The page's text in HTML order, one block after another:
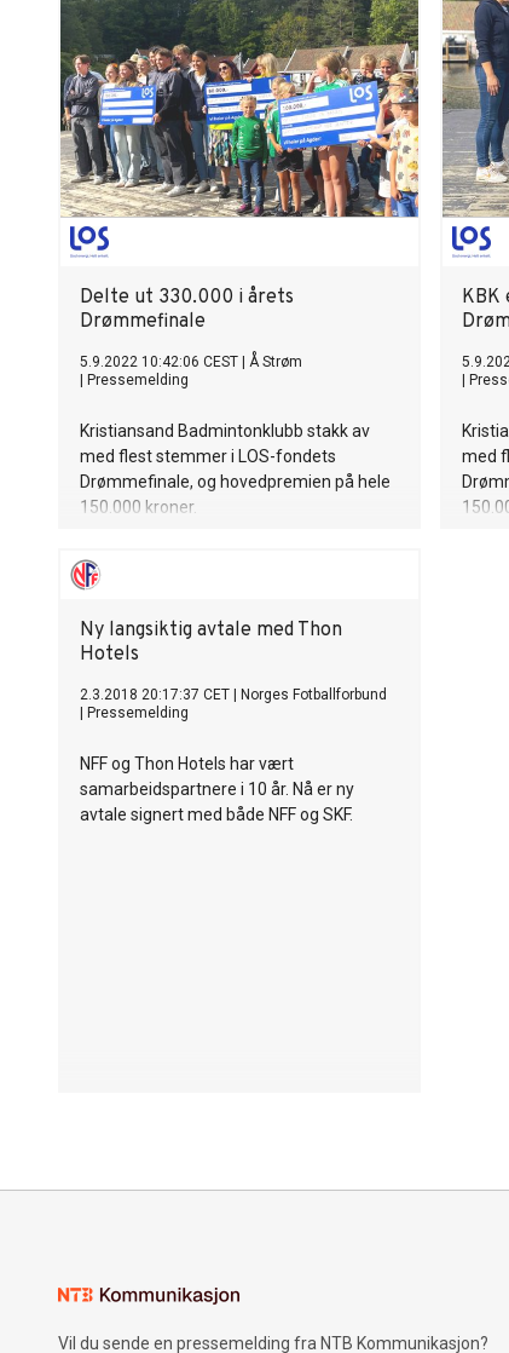
Delte ut 330.000 i årets
Drømmefinale
5.9.2022 10:42:06 CEST
Å Strøm
Pressemelding
Kristiansand Badmintonklubb stakk av
med flest stemmer i LOS-fondets
Drømmefinale, og hovedpremien på hele
150.000 kroner.
KBK
med
Ny langsiktig avtale med Thon
Hotels
2.3.2018 20:17:37 CET
Norges Fotballforbund
Pressemelding
NFF og Thon Hotels har vært
samarbeidspartnere i 10 år. Nå er ny
avtale signert med både NFF og SKF.
Vil du sende en pressemelding fra NTB Kommunikasjon?